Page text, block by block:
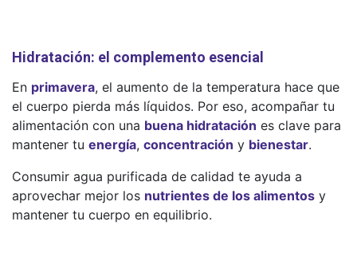
Hidratación: el complemento esencial
En primavera, el aumento de la temperatura hace que
el cuerpo pierda más líquidos. Por eso, acompañar tu
alimentación con una buena hidratación es clave para
mantener tu energía, concentración y bienestar.
Consumir agua purificada de calidad te ayuda a
aprovechar mejor los nutrientes de los alimentos y
mantener tu cuerpo en equilibrio.